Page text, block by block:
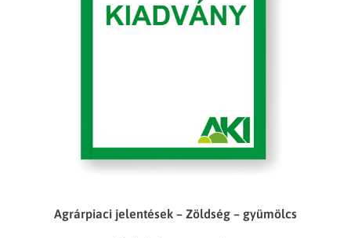
Agrárpiaci jelentések – Zöldség – gyümölcs